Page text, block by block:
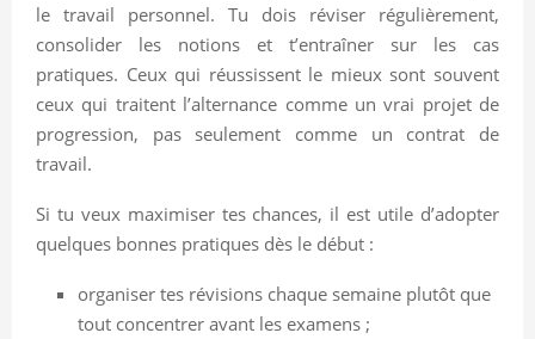
le travail personnel. Tu dois réviser régulièrement,
consolider les notions et t’entraîner sur les cas
pratiques. Ceux qui réussissent le mieux sont souvent
ceux qui traitent l’alternance comme un vrai projet de
progression, pas seulement comme un contrat de
travail.
Si tu veux maximiser tes chances, il est utile d’adopter
quelques bonnes pratiques dès le début :
organiser tes révisions chaque semaine plutôt que
tout concentrer avant les examens ;